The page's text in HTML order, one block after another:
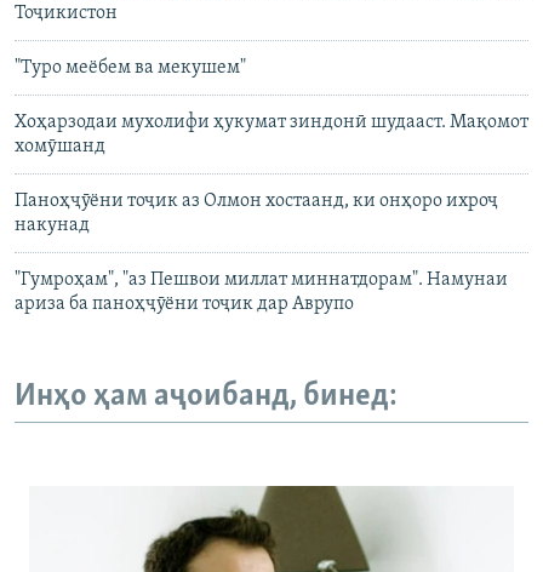
Тоҷикистон
"Туро меёбем ва мекушем"
Хоҳарзодаи мухолифи ҳукумат зиндонӣ шудааст. Мақомот
хомӯшанд
Паноҳҷӯёни тоҷик аз Олмон хостаанд, ки онҳоро ихроҷ
накунад
"Гумроҳам", "аз Пешвои миллат миннатдорам". Намунаи
ариза ба паноҳҷӯёни тоҷик дар Аврупо
Инҳо ҳам аҷоибанд, бинед: